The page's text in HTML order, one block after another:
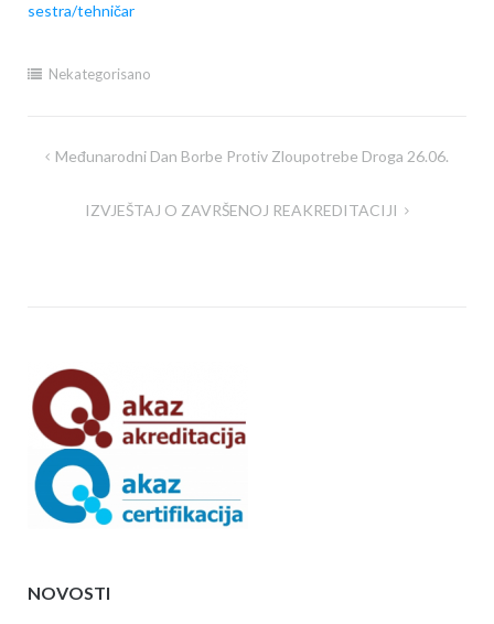
sestra/tehničar
Nekategorisano
Navigacija
Međunarodni Dan Borbe Protiv Zloupotrebe Droga 26.06.
IZVJEŠTAJ O ZAVRŠENOJ REAKREDITACIJI
NOVOSTI